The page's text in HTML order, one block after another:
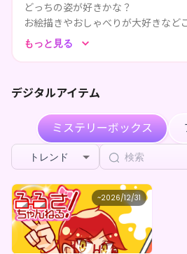
どっちの姿が好きかな？
お絵描きやおしゃべりが大好きなど
よ。
ハイテンション脳直トークでみんな
みんなと配信で会えるのを楽しみに
もっと見る
デジタルアイテム
ミステリーボックス
トレンド
~2026/12/31
るるざ
るるざ のワクワクTOXBOXガチャ
最低価格
1,000 購入はこちら